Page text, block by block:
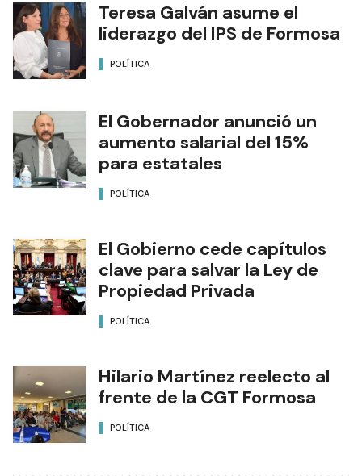
Teresa Galván asume el
liderazgo del IPS de Formosa
POLÍTICA
El Gobernador anunció un
aumento salarial del 15%
para estatales
POLÍTICA
El Gobierno cede capítulos
clave para salvar la Ley de
Propiedad Privada
POLÍTICA
Hilario Martínez reelecto al
frente de la CGT Formosa
POLÍTICA